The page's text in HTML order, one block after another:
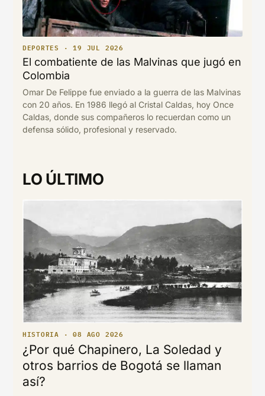
DEPORTES · 19 JUL 2026
El combatiente de las Malvinas que jugó en
Colombia
Omar De Felippe fue enviado a la guerra de las Malvinas
con 20 años. En 1986 llegó al Cristal Caldas, hoy Once
Caldas, donde sus compañeros lo recuerdan como un
defensa sólido, profesional y reservado.
LO ÚLTIMO
HISTORIA · 08 AGO 2026
¿Por qué Chapinero, La Soledad y
otros barrios de Bogotá se llaman
así?